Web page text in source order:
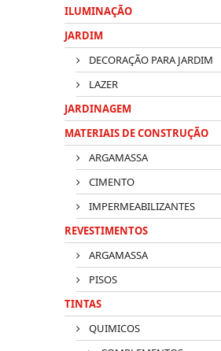
ILUMINAÇÃO
JARDIM
DECORAÇÃO PARA JARDIM
LAZER
JARDINAGEM
MATERIAIS DE CONSTRUÇÃO
ARGAMASSA
CIMENTO
IMPERMEABILIZANTES
REVESTIMENTOS
ARGAMASSA
PISOS
TINTAS
QUIMICOS